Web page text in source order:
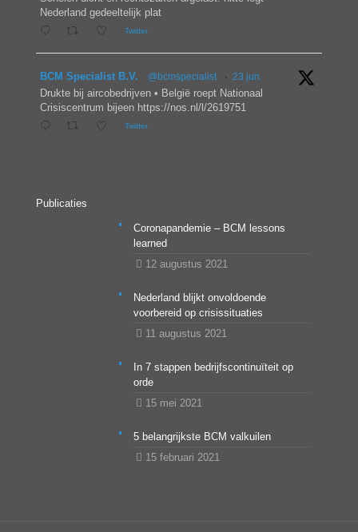
Nederland gedeeltelijk plat
Twitter
BCM Specialist B.V. @bcmspecialist · 23 jun
Drukte bij aircobedrijven • België roept Nationaal
Crisiscentrum bijeen https://nos.nl/l/2619751
Twitter
Publicaties
Coronapandemie – BCM lessons
learned
12 augustus 2021
Nederland blijkt onvoldoende
voorbereid op crisissituaties
11 augustus 2021
In 7 stappen bedrijfscontinuïteit op
orde
15 mei 2021
5 belangrijkste BCM valkuilen
15 februari 2021